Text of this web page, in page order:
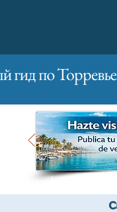
гид по